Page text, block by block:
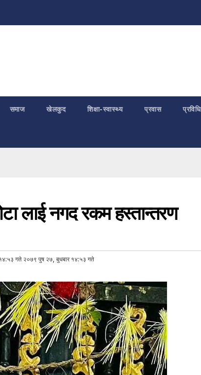
समाज खेलकुद शिक्षा-स्वास्थ्य प्रवास प्रविधि
लाई नगद रकम हस्तान्तरण
गते २०७९ पुष २७, बुधबार १४:५३ गते